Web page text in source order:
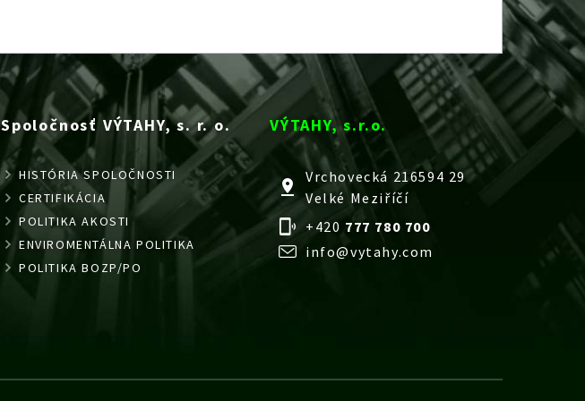
Spoločnosť VÝTAHY, s. r. o.
HISTÓRIA SPOLOČNOSTI
CERTIFIKÁCIA
POLITIKA AKOSTI
ENVIROMENTÁLNA POLITIKA
POLITIKA BOZP/PO
VÝTAHY, s.r.o.
Vrchovecká 216594 29
Velké Meziříčí
+420 777 780 700
info@vytahy.com